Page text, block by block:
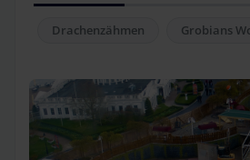
Drachenzähmen Grobians